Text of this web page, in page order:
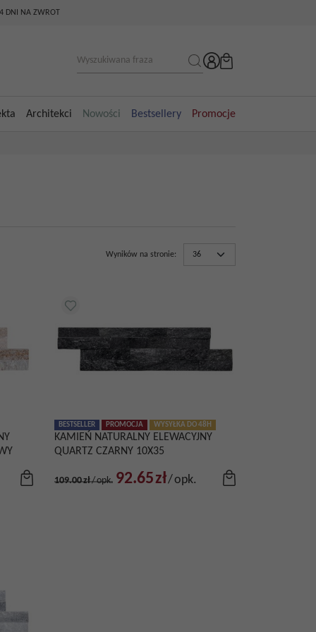
DNI NA ZWROT
Architekci Nowości Bestsellery Promocje
Wyników na stronie:
BESTSELLER PROMOCJA WYSYŁKA DO 48H
KAMIEŃ NATURALNY ELEWACYJNY
QUARTZ CZARNY 10X35
109.00zł/opk. 92.65zł/opk.